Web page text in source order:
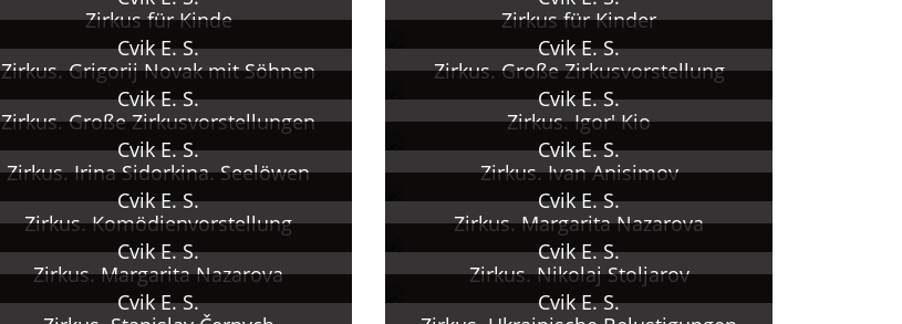
Zirkus für Kinde
Zirkus für Kinder
Cvik E. S.
Zirkus. Grigorij Novak mit Söhnen
Cvik E. S.
Zirkus. Große Zirkusvorstellung
Cvik E. S.
Zirkus. Große Zirkusvorstellungen
Cvik E. S.
Zirkus. Igor' Kio
Cvik E. S.
Zirkus. Irina Sidorkina. Seelöwen
Cvik E. S.
Zirkus. Ivan Anisimov
Cvik E. S.
Zirkus. Komödienvorstellung
Cvik E. S.
Zirkus. Margarita Nazarova
Cvik E. S.
Zirkus. Margarita Nazarova
Cvik E. S.
Zirkus. Nikolaj Stoljarov
Cvik E. S.
Cvik E. S.